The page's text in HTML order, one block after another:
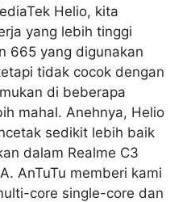
Helio, kita
yang lebih tinggi
665 yang digunakan
tidak cocok dengan
di beberapa
mahal. Anehnya, Helio
sedikit lebih baik
dalam Realme C3
AnTuTu memberi kami
core single-core dan